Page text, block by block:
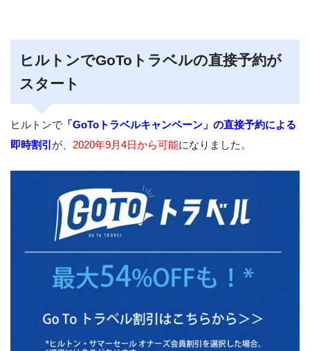
ヒルトンでGoToトラベルの直接予約が
スタート
ヒルトンで 「GoToトラベルキャンペーン」の直接予約による
即時割引 が、 2020年9月4日から可能になりました。